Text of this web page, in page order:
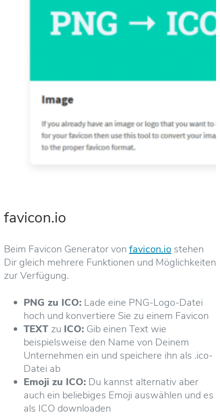
favicon.io
Beim Favicon Generator von favicon.io stehen
Dir gleich mehrere Funktionen und Möglichkeiten
zur Verfügung.
PNG zu ICO: Lade eine PNG-Logo-Datei
hoch und konvertiere Sie zu einem Favicon
TEXT zu ICO: Gib einen Text wie
beispielsweise den Name von Deinem
Unternehmen ein und speichere ihn als .ico-
Datei ab
Emoji zu ICO: Du kannst alternativ aber
auch ein beliebiges Emoji auswählen und es
als ICO downloaden